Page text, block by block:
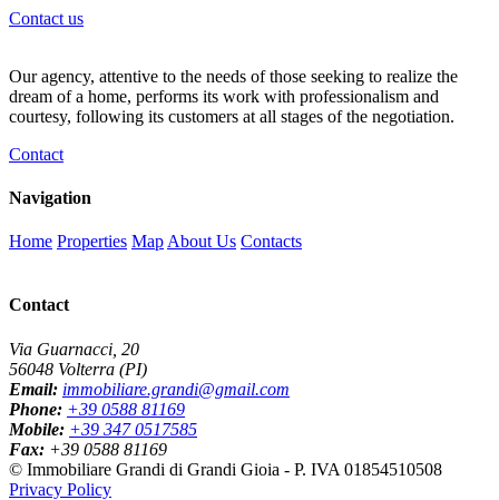
Contact us
Our agency, attentive to the needs of those seeking to realize the
dream of a home, performs its work with professionalism and
courtesy, following its customers at all stages of the negotiation.
Contact
Navigation
Home Properties Map About Us Contacts
Contact
Via Guarnacci, 20
56048 Volterra (PI)
Email: immobiliare.grandi@gmail.com
Phone: +39 0588 81169
Mobile: +39 347 0517585
Fax: +39 0588 81169
© Immobiliare Grandi di Grandi Gioia - P. IVA 01854510508
Privacy Policy